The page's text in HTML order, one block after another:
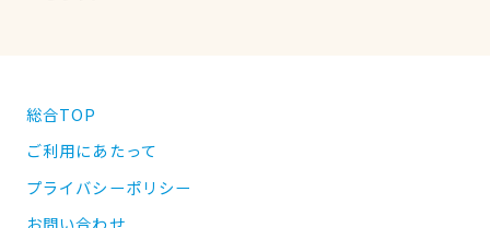
総合TOP
ご利用にあたって
プライバシーポリシー
お問い合わせ